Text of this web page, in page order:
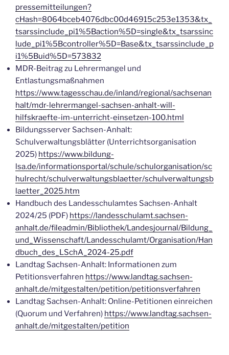
pressemitteilungen?
cHash=8064bceb4076dbc00d46915c253e1353&tx_
tsarssinclude_pi1%5Baction%5D=single&tx_tsarssinc
lude_pi1%5Bcontroller%5D=Base&tx_tsarssinclude_p
i1%5Buid%5D=573832
MDR-Beitrag zu Lehrermangel und
Entlastungsmaßnahmen
https://www.tagesschau.de/inland/regional/sachsenan
halt/mdr-lehrermangel-sachsen-anhalt-will-
hilfskraefte-im-unterricht-einsetzen-100.html
Bildungsserver Sachsen-Anhalt:
Schulverwaltungsblätter (Unterrichtsorganisation
2025) https://www.bildung-
lsa.de/informationsportal/schule/schulorganisation/sc
hulrecht/schulverwaltungsblaetter/schulverwaltungsb
laetter_2025.htm
Handbuch des Landesschulamtes Sachsen-Anhalt
2024/25 (PDF) https://landesschulamt.sachsen-
anhalt.de/fileadmin/Bibliothek/Landesjournal/Bildung_
und_Wissenschaft/Landesschulamt/Organisation/Han
dbuch_des_LSchA_2024-25.pdf
Landtag Sachsen-Anhalt: Informationen zum
Petitionsverfahren https://www.landtag.sachsen-
anhalt.de/mitgestalten/petition/petitionsverfahren
Landtag Sachsen-Anhalt: Online-Petitionen einreichen
(Quorum und Verfahren) https://www.landtag.sachsen-
anhalt.de/mitgestalten/petition